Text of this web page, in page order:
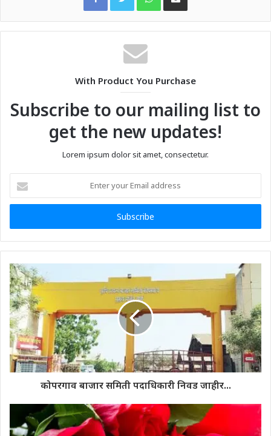
With Product You Purchase
Subscribe to our mailing list to
get the new updates!
Lorem ipsum dolor sit amet, consectetur.
your
Email
कोपरगाव बाजार समिती पदाधिकारी निवड जाहीर...